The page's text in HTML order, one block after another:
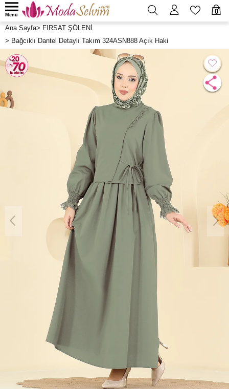
0
Menü
Ana Sayfa> FIRSAT ŞÖLENİ
> Bağcıklı Dantel Detaylı Takım 324ASN888 Açık Haki